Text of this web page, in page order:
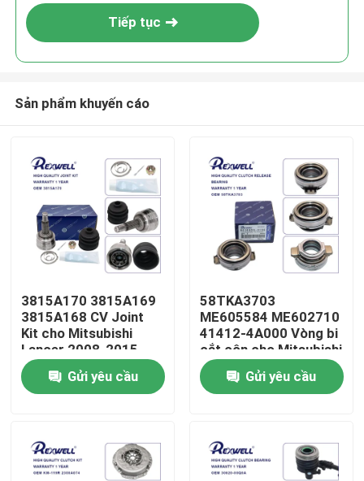
Nhà
Video
Tiếp tục
Sản phẩm khuyến cáo
3815A170 3815A169
3815A168 CV Joint
Kit cho Mitsubishi
Lancer 2008-2015
Gửi yêu cầu
58TKA3703
ME605584 ME602710
41412-4A000 Vòng bi
cắt côn cho Mitsubishi
Canter Pajero
Gửi yêu cầu